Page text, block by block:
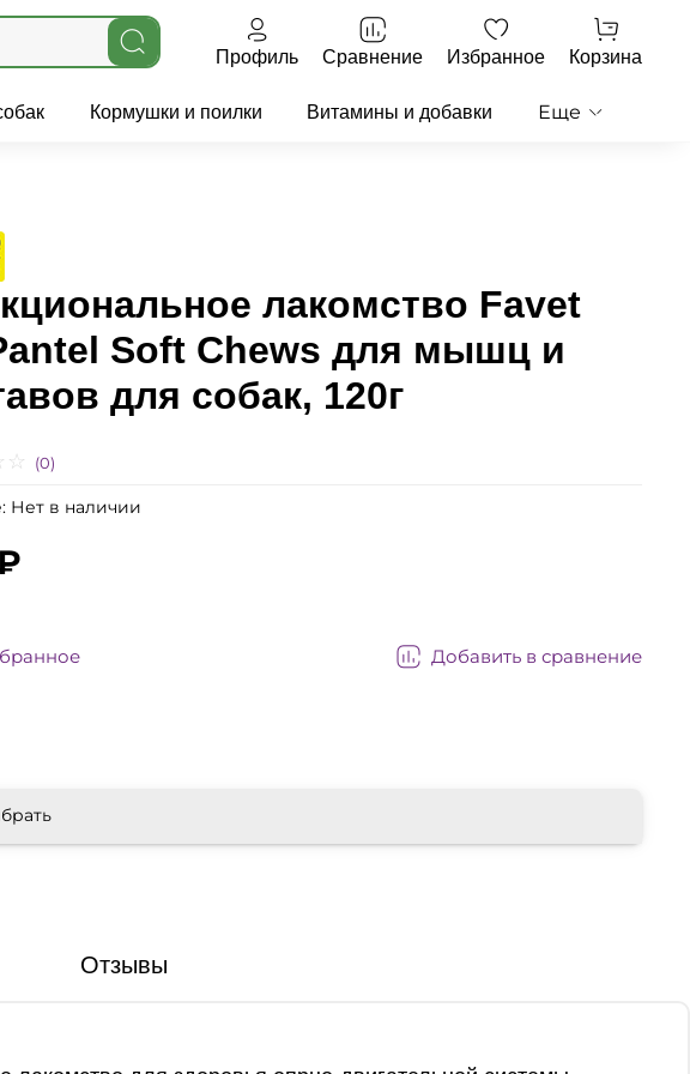
Профиль Сравнение Избранное Корзина
Кормушки и поилки Витамины и добавки Еще
(0)
Нет в наличии
лакомство Favet
Soft Chews для мышц и
для собак, 120г
Добавить в сравнение
Отзывы